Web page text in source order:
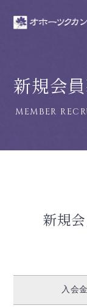
新規会
新規
入会金